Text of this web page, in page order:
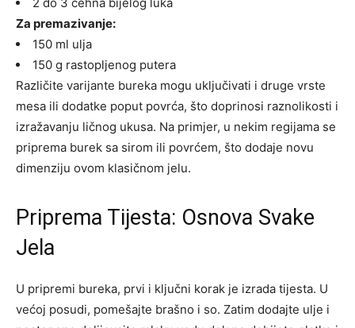
Za premazivanje:
150 ml ulja
150 g rastopljenog putera
Različite varijante bureka mogu uključivati i druge vrste
mesa ili dodatke poput povrća, što doprinosi raznolikosti i
izražavanju ličnog ukusa. Na primjer, u nekim regijama se
priprema burek sa sirom ili povrćem, što dodaje novu
dimenziju ovom klasičnom jelu.
Priprema Tijesta: Osnova Svake
Jela
U pripremi bureka, prvi i ključni korak je izrada tijesta. U
većoj posudi, pomešajte brašno i so. Zatim dodajte ulje i